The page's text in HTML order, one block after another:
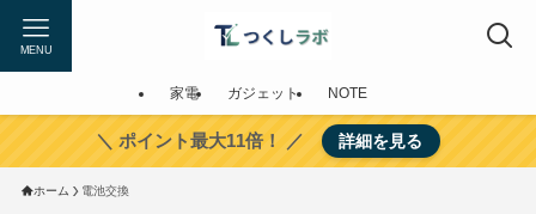
MENU
家電 ガジェット NOTE
＼ ポイント最大11倍！ ／ 詳細を見る
ホーム 電池交換